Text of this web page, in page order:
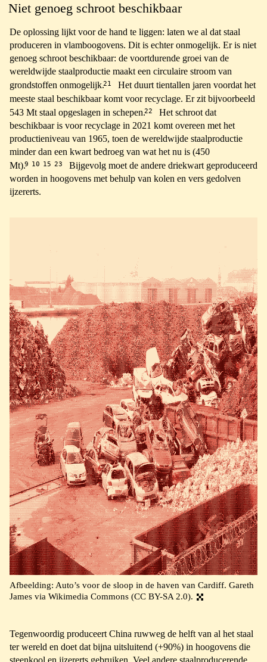
Niet genoeg schroot beschikbaar
De oplossing lijkt voor de hand te liggen: laten we al dat staal
produceren in vlamboogovens. Dit is echter onmogelijk. Er is niet
genoeg schroot beschikbaar: de voortdurende groei van de
wereldwijde staalproductie maakt een circulaire stroom van
grondstoffen onmogelijk.21
Het duurt tientallen jaren voordat het
meeste staal beschikbaar komt voor recyclage. Er zit bijvoorbeeld
543 Mt staal opgeslagen in schepen.22
Het schroot dat
beschikbaar is voor recyclage in 2021 komt overeen met het
productieniveau van 1965, toen de wereldwijde staalproductie
minder dan een kwart bedroeg van wat het nu is (450
Mt).9 10 15 23
Bijgevolg moet de andere driekwart geproduceerd
worden in hoogovens met behulp van kolen en vers gedolven
ijzererts.
Afbeelding: Auto’s voor de sloop in de haven van Cardiff. Gareth
James via Wikimedia Commons (CC BY-SA 2.0).
Tegenwoordig produceert China ruwweg de helft van al het staal
ter wereld en doet dat bijna uitsluitend (+90%) in hoogovens die
steenkool en ijzererts gebruiken. Veel andere staalproducerende